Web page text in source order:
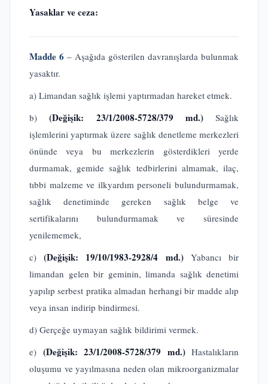
Yasaklar ve ceza:
Madde 6 – Aşağıda gösterilen davranışlarda bulunmak
yasaktır.
a) Limandan sağlık işlemi yaptırmadan hareket etmek.
b)(Değişik: 23/1/2008-5728/379 md.) Sağlık
işlemlerini yaptırmak üzere sağlık denetleme merkezleri
önünde veya bu merkezlerin gösterdikleri yerde
durmamak, gemide sağlık tedbirlerini almamak, ilaç,
tıbbi malzeme ve ilkyardım personeli bulundurmamak,
sağlık denetiminde gereken sağlık belge ve
sertifikalarını bulundurmamak ve süresinde
yenilememek,
c)(Değişik: 19/10/1983-2928/4 md.)Yabancı bir
limandan gelen bir geminin, limanda sağlık denetimi
yapılıp serbest pratika almadan herhangi bir madde alıp
veya insan indirip bindirmesi.
d) Gerçeğe uymayan sağlık bildirimi vermek.
e) (Değişik: 23/1/2008-5728/379 md.) Hastalıkların
oluşumu ve yayılmasına neden olan mikroorganizmalar